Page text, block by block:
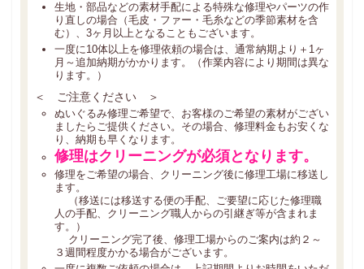
生地・部品などの素材手配による特殊な修理やパーツの作
り直しの場合（毛皮・ファー・毛糸などの季節素材を含
む）、3ヶ月以上となることもございます。
一度に10体以上を修理依頼の場合は、通常納期より＋1ヶ
月～追加納期がかかります。（作業内容により期間は異な
ります。）
＜ ご注意ください ＞
ぬいぐるみ修理ご希望で、お客様のご希望の素材がござい
ましたらご提供ください。その場合、修理料金もお安くな
り、納期も早くなります。
修理はクリーニングが必須となります。
修理をご希望の場合、クリーニング後に修理工場に移送し
ます。
（移送には移送する便の手配、ご要望に応じた修理職
人の手配、クリーニング職人からの引継ぎ等が含まれま
す。）
クリーニング完了後、修理工場からのご案内は約２～
３週間程度かかる場合がございます。